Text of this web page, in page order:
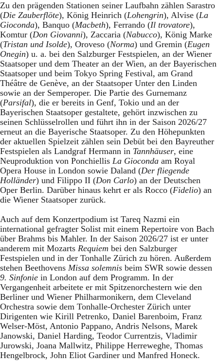
Zu den prägenden Stationen seiner Laufbahn zählen Sarastro
(Die Zauberflöte), König Heinrich (Lohengrin), Alvise (La
Gioconda), Banquo (Macbeth), Ferrando (Il trovatore),
Komtur (Don Giovanni), Zaccaria (Nabucco), König Marke
(Tristan und Isolde), Oroveso (Norma) und Gremin (Eugen
Onegin) u. a. bei den Salzburger Festspielen, an der Wiener
Staatsoper und dem Theater an der Wien, an der Bayerischen
Staatsoper und beim Tokyo Spring Festival, am Grand
Théâtre de Genève, an der Staatsoper Unter den Linden
sowie an der Semperoper. Die Partie des Gurnemanz
(Parsifal), die er bereits in Genf, Tokio und an der
Bayerischen Staatsoper gestaltete, gehört inzwischen zu
seinen Schlüsselrollen und führt ihn in der Saison 2026/27
erneut an die Bayerische Staatsoper. Zu den Höhepunkten
der aktuellen Spielzeit zählen sein Debüt bei den Bayreuther
Festspielen als Landgraf Hermann in Tannhäuser, eine
Neuproduktion von Ponchiellis La Gioconda am Royal
Opera House in London sowie Daland (Der fliegende
Holländer) und Filippo II (Don Carlo) an der Deutschen
Oper Berlin. Darüber hinaus kehrt er als Rocco (Fidelio) an
die Wiener Staatsoper zurück.
Auch auf dem Konzertpodium ist Tareq Nazmi ein
international gefragter Solist mit einem Repertoire von Bach
über Brahms bis Mahler. In der Saison 2026/27 ist er unter
anderem mit Mozarts Requiem bei den Salzburger
Festspielen und in der Tonhalle Zürich zu hören. Außerdem
stehen Beethovens Missa solemnis beim SWR sowie dessen
9. Sinfonie in London auf dem Programm. In der
Vergangenheit arbeitete er mit Spitzenorchestern wie den
Berliner und Wiener Philharmonikern, dem Cleveland
Orchestra sowie dem Tonhalle-Orchester Zürich unter
Dirigenten wie Kirill Petrenko, Daniel Barenboim, Franz
Welser-Möst, Antonio Pappano, Andris Nelsons, Marek
Janowski, Daniel Harding, Teodor Currentzis, Vladimir
Jurowski, Joana Mallwitz, Philippe Herreweghe, Thomas
Hengelbrock, John Eliot Gardiner und Manfred Honeck.